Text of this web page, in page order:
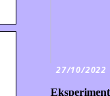
27/10/2022